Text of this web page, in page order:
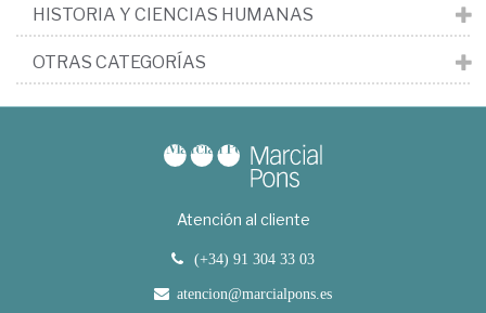
HISTORIA Y CIENCIAS HUMANAS
OTRAS CATEGORÍAS
Atención al cliente
(+34) 91 304 33 03
atencion@marcialpons.es